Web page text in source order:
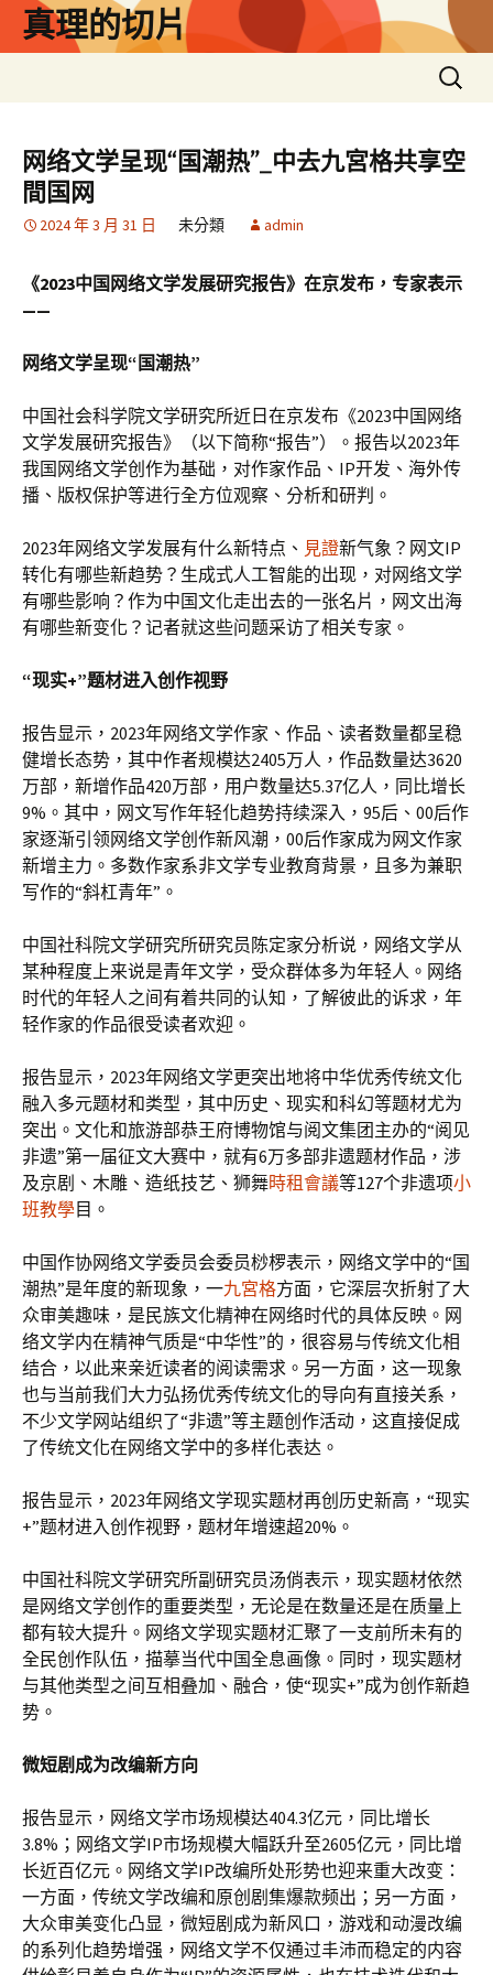
真理的切片
搜
尋
鍵
字:
网络文学呈现“国潮热”_中去九宮格共享空
間国网
2024 年 3 月 31 日 未分類 admin
《2023中国网络文学发展研究报告》在京发布，专家表示
——
网络文学呈现“国潮热”
中国社会科学院文学研究所近日在京发布《2023中国网络
文学发展研究报告》（以下简称“报告”）。报告以2023年
我国网络文学创作为基础，对作家作品、IP开发、海外传
播、版权保护等进行全方位观察、分析和研判。
2023年网络文学发展有什么新特点、 見證新气象？网文IP
转化有哪些新趋势？生成式人工智能的出现，对网络文学
有哪些影响？作为中国文化走出去的一张名片，网文出海
有哪些新变化？记者就这些问题采访了相关专家。
“现实+”题材进入创作视野
报告显示，2023年网络文学作家、作品、读者数量都呈稳
健增长态势，其中作者规模达2405万人，作品数量达3620
万部，新增作品420万部，用户数量达5.37亿人，同比增长
9%。其中，网文写作年轻化趋势持续深入，95后、00后作
家逐渐引领网络文学创作新风潮，00后作家成为网文作家
新增主力。多数作家系非文学专业教育背景，且多为兼职
写作的“斜杠青年”。
中国社科院文学研究所研究员陈定家分析说，网络文学从
某种程度上来说是青年文学，受众群体多为年轻人。网络
时代的年轻人之间有着共同的认知，了解彼此的诉求，年
轻作家的作品很受读者欢迎。
报告显示，2023年网络文学更突出地将中华优秀传统文化
融入多元题材和类型，其中历史、现实和科幻等题材尤为
突出。文化和旅游部恭王府博物馆与阅文集团主办的“阅见
非遗”第一届征文大赛中，就有6万多部非遗题材作品，涉
及京剧、木雕、造纸技艺、狮舞時租會議等127个非遗项小
班教學目。
中国作协网络文学委员会委员桫椤表示，网络文学中的“国
潮热”是年度的新现象，一九宮格方面，它深层次折射了大
众审美趣味，是民族文化精神在网络时代的具体反映。网
络文学内在精神气质是“中华性”的，很容易与传统文化相
结合，以此来亲近读者的阅读需求。另一方面，这一现象
也与当前我们大力弘扬优秀传统文化的导向有直接关系，
不少文学网站组织了“非遗”等主题创作活动，这直接促成
了传统文化在网络文学中的多样化表达。
报告显示，2023年网络文学现实题材再创历史新高，“现实
+”题材进入创作视野，题材年增速超20%。
中国社科院文学研究所副研究员汤俏表示，现实题材依然
是网络文学创作的重要类型，无论是在数量还是在质量上
都有较大提升。网络文学现实题材汇聚了一支前所未有的
全民创作队伍，描摹当代中国全息画像。同时，现实题材
与其他类型之间互相叠加、融合，使“现实+”成为创作新趋
势。
微短剧成为改编新方向
报告显示，网络文学市场规模达404.3亿元，同比增长
3.8%；网络文学IP市场规模大幅跃升至2605亿元，同比增
长近百亿元。网络文学IP改编所处形势也迎来重大改变：
一方面，传统文学改编和原创剧集爆款频出；另一方面，
大众审美变化凸显，微短剧成为新风口，游戏和动漫改编
的系列化趋势增强，网络文学不仅通过丰沛而稳定的内容